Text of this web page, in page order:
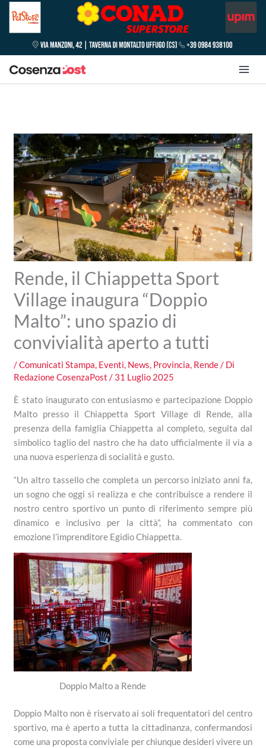
Rende, il Chiappetta Sport
Village inaugura “Doppio
Malto”: uno spazio di
convivialità aperto a tutti
/Comunicati Stampa Eventi News Provincia Rende / Di
Redazione CosenzaPost / 31 Luglio 2025
È stato inaugurato con entusiasmo e partecipazione Doppio
Malto presso il Chiappetta Sport Village di Rende, alla
presenza della famiglia Chiappetta al completo, seguita dal
simbolico taglio del nastro che ha dato ufficialmente il via a
una nuova esperienza di socialità e gusto.
“Un altro tassello che completa un percorso iniziato anni fa,
un sogno che oggi si realizza e che contribuisce a rendere il
nostro centro sportivo un punto di riferimento sempre più
dinamico e inclusivo per la città”, ha commentato con
emozione l’imprenditore Egidio Chiappetta.
Doppio Malto a Rende
Doppio Malto non è riservato ai soli frequentatori del centro
sportivo, ma è aperto a tutta la cittadinanza, confermandosi
come una proposta conviviale per chiunque desideri vivere un